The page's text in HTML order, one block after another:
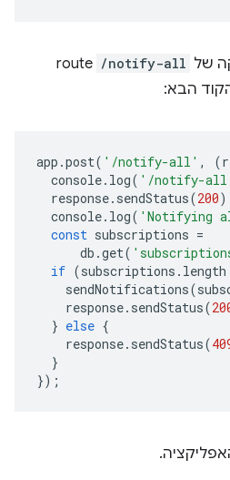
של /notify-all
route
app .post( '/notify-all' , (
console. log( '/notify-
response. sendStatus(200
console. log( 'Notifying
const subscriptions =
db .get(
if (subscriptions . length
sendNotifications(
response. sendStatus(
} else {
response. sendStatus(
}
});